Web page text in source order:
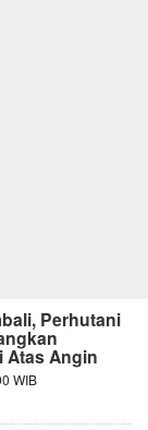
Perhutani
Atas Angin
WIB